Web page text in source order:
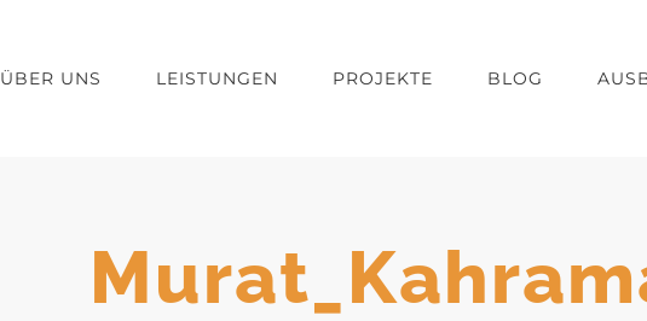
ÜBER UNS LEISTUNGEN PROJEKTE BLOG